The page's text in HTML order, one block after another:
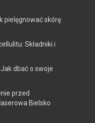
pielęgnować skórę
Składniki i
dbać o swoje
przed
Bielsko